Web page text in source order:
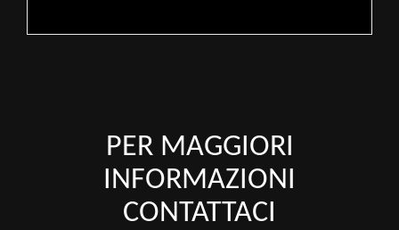
PER MAGGIORI
INFORMAZIONI
CONTATTACI